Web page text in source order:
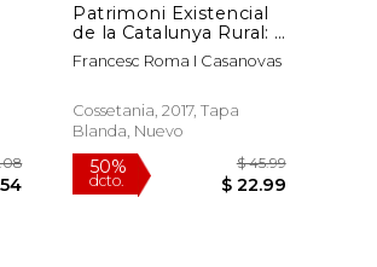
$ 44.01
$ 22.00
50%
dcto.
Patrimoni Existencial
de la Catalunya Rural: I
Premi Serret Terra de
Cruïlla: 143 (el Tinter)
Francesc Roma I Casanovas
Cossetania, 2017, Tapa
Blanda, Nuevo